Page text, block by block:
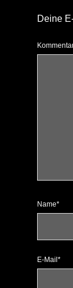
Deine
Name*
E-Mail*